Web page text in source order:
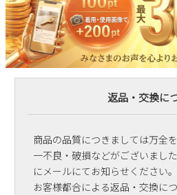
返品・交換に
商品の品質につきましては万全
一不良・破損などがございまし
にメールにてお知らせください。
お客様都合による返品・交換に